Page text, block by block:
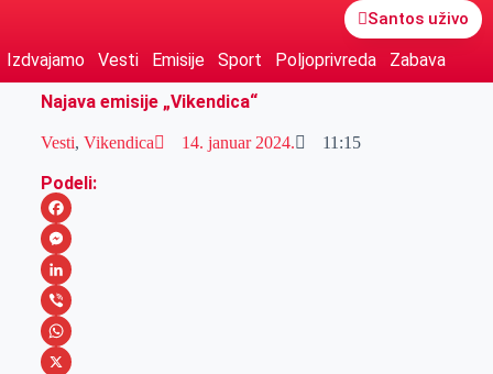
Santos uživo
Izdvajamo Vesti Emisije Sport Poljoprivreda
Zabava
Najava emisije „Vikendica“
Vesti, Vikendica 14. januar 2024. 11:15
Podeli:
F
a
c
e
b
M
e
s
s
L
i
n
V
iW